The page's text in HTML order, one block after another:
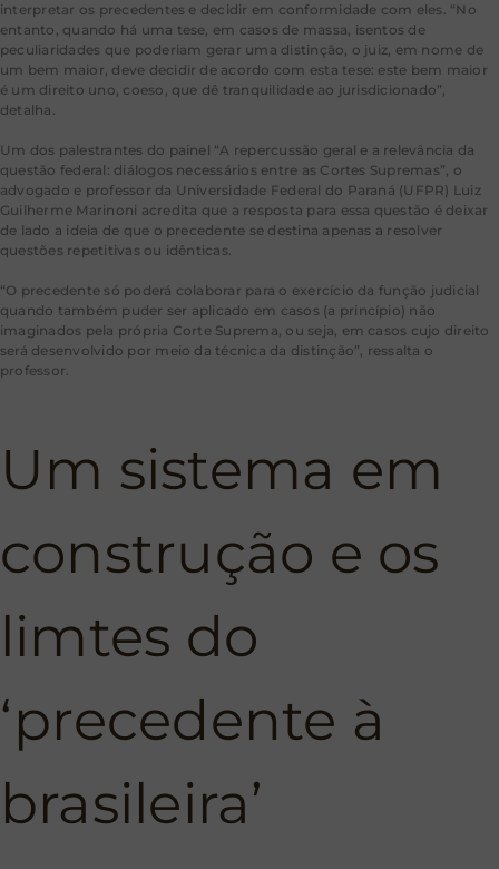
interpretar os precedentes e decidir em conformidade com eles. “No
entanto, quando há uma tese, em casos de massa, isentos de
peculiaridades que poderiam gerar uma distinção, o juiz, em nome de
um bem maior, deve decidir de acordo com esta tese: este bem maior
é um direito uno, coeso, que dê tranquilidade ao jurisdicionado”,
detalha.
Um dos palestrantes do painel “A repercussão geral e a relevância da
questão federal: diálogos necessários entre as Cortes Supremas”, o
advogado e professor da Universidade Federal do Paraná (UFPR) Luiz
Guilherme Marinoni acredita que a resposta para essa questão é deixar
de lado a ideia de que o precedente se destina apenas a resolver
questões repetitivas ou idênticas.
“O precedente só poderá colaborar para o exercício da função judicial
quando também puder ser aplicado em casos (a princípio) não
imaginados pela própria Corte Suprema, ou seja, em casos cujo direito
será desenvolvido por meio da técnica da distinção”, ressalta o
professor.
Um sistema em
construção e os
limtes do
‘precedente à
brasileira’